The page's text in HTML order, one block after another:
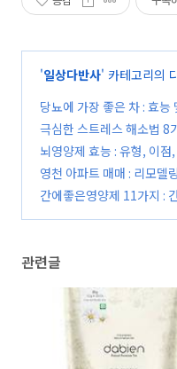
'일상다반사' 카테고리의
당뇨에 가장 좋은 차 : 효능
극심한 스트레스 해소법 8
뇌영양제 효능 : 유형, 이
(0)
영천 아파트 매매 : 리모델
(0)
간에좋은영양제 11가지 :
관련글